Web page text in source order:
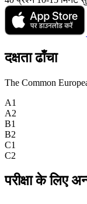
दक्षता ढाँचा
The Common
A1
A2
B1
B2
C1
C2
परीक्षा के लिए